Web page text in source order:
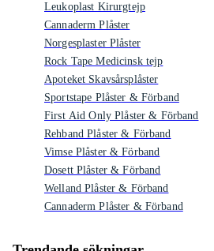
Leukoplast Kirurgtejp
Cannaderm Plåster
Norgesplaster Plåster
Rock Tape Medicinsk tejp
Apoteket Skavsårsplåster
Sportstape Plåster & Förband
First Aid Only Plåster & Förband
Rehband Plåster & Förband
Vimse Plåster & Förband
Dosett Plåster & Förband
Welland Plåster & Förband
Cannaderm Plåster & Förband